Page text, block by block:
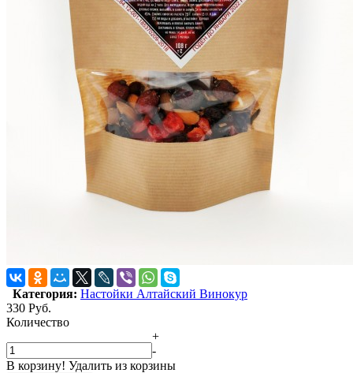
Категория: Настойки Алтайский Винокур
330 Руб.
Количество
+
-
В корзину! Удалить из корзины